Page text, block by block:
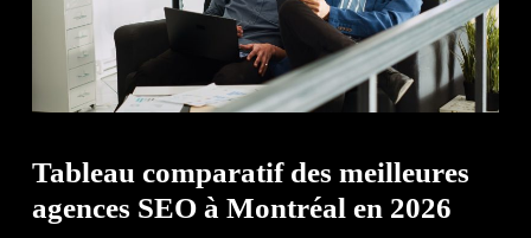
Tableau comparatif des meilleures
agences SEO à Montréal en 2026